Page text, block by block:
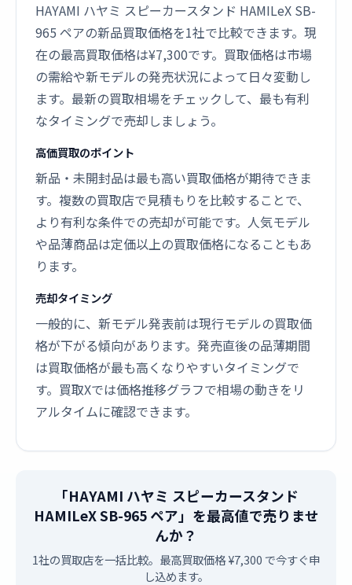
HAYAMI ハヤミ スピーカースタンド HAMILeX SB-
965 ペアの新品買取価格を1社で比較できます。現
在の最高買取価格は¥7,300です。買取価格は市場
の需給や新モデルの発売状況によって日々変動し
ます。最新の買取相場をチェックして、最も有利
なタイミングで売却しましょう。
高価買取のポイント
新品・未開封品は最も高い買取価格が期待できま
す。複数の買取店で見積もりを比較することで、
より有利な条件での売却が可能です。人気モデル
や品薄商品は定価以上の買取価格になることもあ
ります。
売却タイミング
一般的に、新モデル発表前は現行モデルの買取価
格が下がる傾向があります。発売直後の品薄期間
は買取価格が最も高くなりやすいタイミングで
す。買取Xでは価格推移グラフで相場の動きをリ
アルタイムに確認できます。
「HAYAMI ハヤミ スピーカースタンド
HAMILeX SB-965 ペア」を最高値で売りませ
んか？
1社の買取店を一括比較。最高買取価格 ¥7,300 で今すぐ申
し込めます。